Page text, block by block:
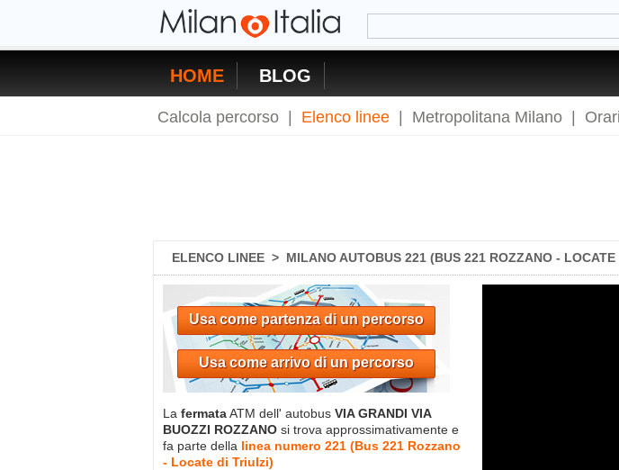
HOME BLOG
Calcola percorso Elenco linee Metropolitana Milano
ELENCO LINEE > MILANO AUTOBUS 221 (BUS 221 ROZZANO -
Usa come partenza di un percorso
Usa come arrivo di un percorso
La fermataATM dell' autobus VIA GRANDI VIA
BUOZZI ROZZANO si trova approssimativamente e
fa parte della linea numero 221 (Bus 221 Rozzano
- Locate di Triulzi)